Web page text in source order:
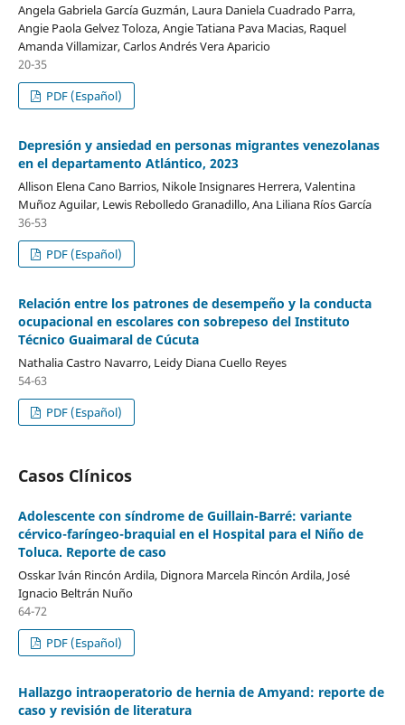
Angela Gabriela García Guzmán, Laura Daniela Cuadrado Parra,
Angie Paola Gelvez Toloza, Angie Tatiana Pava Macias, Raquel
Amanda Villamizar, Carlos Andrés Vera Aparicio
20-35
PDF (Español)
Depresión y ansiedad en personas migrantes venezolanas
en el departamento Atlántico, 2023
Allison Elena Cano Barrios, Nikole Insignares Herrera, Valentina
Muñoz Aguilar, Lewis Rebolledo Granadillo, Ana Liliana Ríos García
36-53
PDF (Español)
Relación entre los patrones de desempeño y la conducta
ocupacional en escolares con sobrepeso del Instituto
Técnico Guaimaral de Cúcuta
Nathalia Castro Navarro, Leidy Diana Cuello Reyes
54-63
PDF (Español)
Casos Clínicos
Adolescente con síndrome de Guillain-Barré: variante
cérvico-faríngeo-braquial en el Hospital para el Niño de
Toluca. Reporte de caso
Osskar Iván Rincón Ardila, Dignora Marcela Rincón Ardila, José
Ignacio Beltrán Nuño
64-72
PDF (Español)
Hallazgo intraoperatorio de hernia de Amyand: reporte de
caso y revisión de literatura